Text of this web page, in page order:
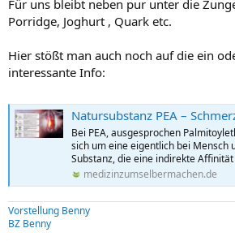
Für uns bleibt neben pur unter die
Porridge, Joghurt , Quark etc.
Hier stößt man auch noch auf die ein
interessante Info:
Natursubstanz PEA – Schmerzen,
Bei PEA, ausgesprochen
sich um eine eigentlich bei Mensch
Substanz, die eine indirekte
medizinzumselbermachen.de
Vorstellung Benny
BZ Benny